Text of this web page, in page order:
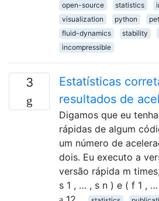
open-source
statistics
visualization
python
fluid-dynamics
stability
incompressible
3
Estatísticas
resultados de
Digamos que eu
rápidas de algum
um número de
dois. Eu executo a
versão rápida m
s 1 , … , s n ) e ( f 1 , …